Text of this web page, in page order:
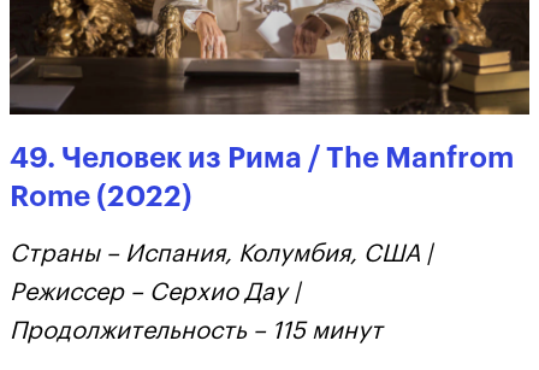
49. Человек из Рима / The Manfrom
Rome (2022)
Страны – Испания, Колумбия, США |
Режиссер – Серхио Дау |
Продолжительность – 115 минут